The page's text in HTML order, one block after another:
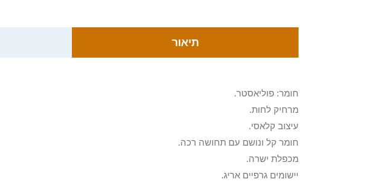
תיאור
חומר: פוליאסטר.
מרחיק לחות.
עיצוב קלאסי.
חומר קל ונושם עם תחושה רכה.
מכפלת ישרה.
יישומים גרפיים אריג.